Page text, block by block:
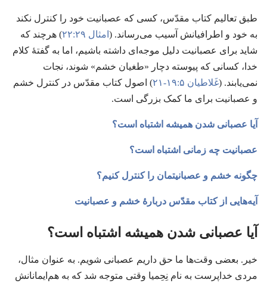
طبق تعالیم کتاب مقدّس،‏ کسی که عصبانیت خود را کنترل نکند
به خود و اطرافیانش آسیب می‌رساند.‏ (‏ امثال ۲۹:‏۲۲
)‏ هرچند که
شاید برای عصبانیت دلیل موجه‌ای داشته باشیم،‏ اما به گفتهٔ کلام
خدا،‏ کسانی که پیوسته دچار «طغیان خشم» شوند،‏ نجات
نمی‌یابند.‏ (‏غَلاطیان ۵:‏۱۹-‏۲۱
)‏ اصول کتاب مقدّس در کنترل خشم
و عصبانیت برای ما کمک بزرگی است.‏
آیا عصبانی شدن همیشه اشتباه است؟‏
عصبانیت چه زمانی اشتباه است؟‏
چگونه خشم و عصبانیتمان را کنترل کنیم؟‏
آیه‌هایی از کتاب مقدّس دربارهٔ خشم و عصبانیت
آیا عصبانی شدن همیشه اشتباه است؟‏
خیر.‏ بعضی وقت‌ها ما حق داریم عصبانی شویم.‏ به عنوان مثال،‏
مردی خداپرست به نام نِحِمیا وقتی متوجه شد که به هم‌ایمانانش